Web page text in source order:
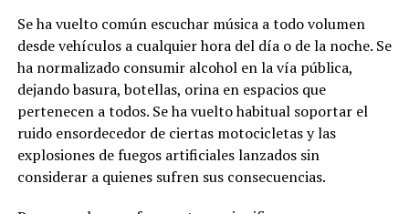
Reglamento General de Aplicación a la Ley. Por lo
expuesto, se dispone el cumplimiento de las siguientes
diligencias.
2.-Notifíquese a los señores:
MARIA ROSARIO SANCHEZ BUCLE
Se ha vuelto común escuchar música a todo volumen
desde vehículos a cualquier hora del día o de la noche. Se
ha normalizado consumir alcohol en la vía pública,
dejando basura, botellas, orina en espacios que
pertenecen a todos. Se ha vuelto habitual soportar el
ruido ensordecedor de ciertas motocicletas y las
explosiones de fuegos artificiales lanzados sin
considerar a quienes sufren sus consecuencias.